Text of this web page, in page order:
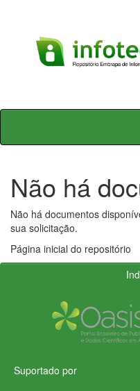
Skip
Não há
Não há documentos
sua solicitação.
Página inicial do repositório
Suportado por